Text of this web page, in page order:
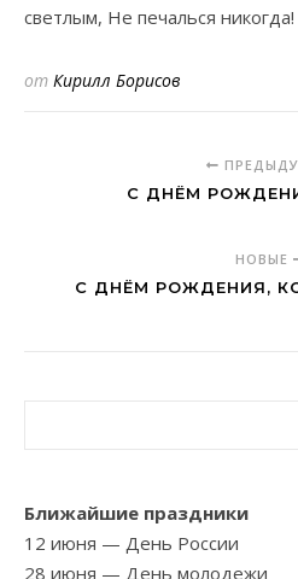
светлым, Не печалься никогда!
от Кирилл Борисов
С ДНЁМ
НОВЫЕ
С ДНЁМ РОЖДЕНИЯ,
Ближайшие праздники
12 июня — День России
28 июня — День молодежи